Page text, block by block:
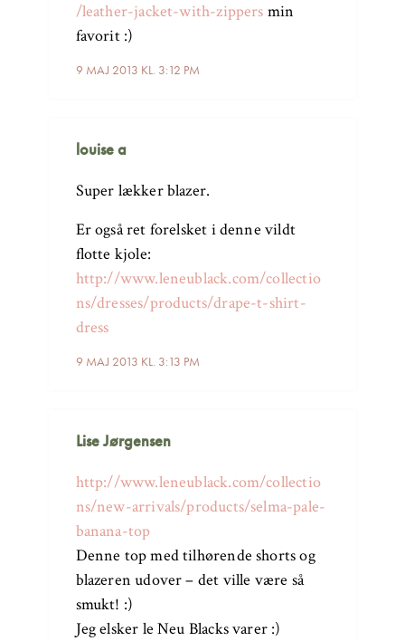
9 MAJ 2013 KL. 3:12 PM
/leather-jacket-with-zippers min
favorit :)
louise a
9 MAJ 2013 KL. 3:13 PM
Super lækker blazer.
Er også ret forelsket i denne vildt
flotte kjole:
http://www.leneublack.com/collectio
ns/dresses/products/drape-t-shirt-
dress
Lise Jørgensen
http://www.leneublack.com/collectio
ns/new-arrivals/products/selma-pale-
banana-top
Denne top med tilhørende shorts og
blazeren udover – det ville være så
smukt! :)
Jeg elsker le Neu Blacks varer :)